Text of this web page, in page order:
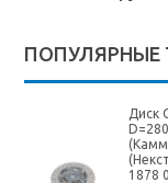
ПОПУЛЯРНЫЕ
Диск
1878